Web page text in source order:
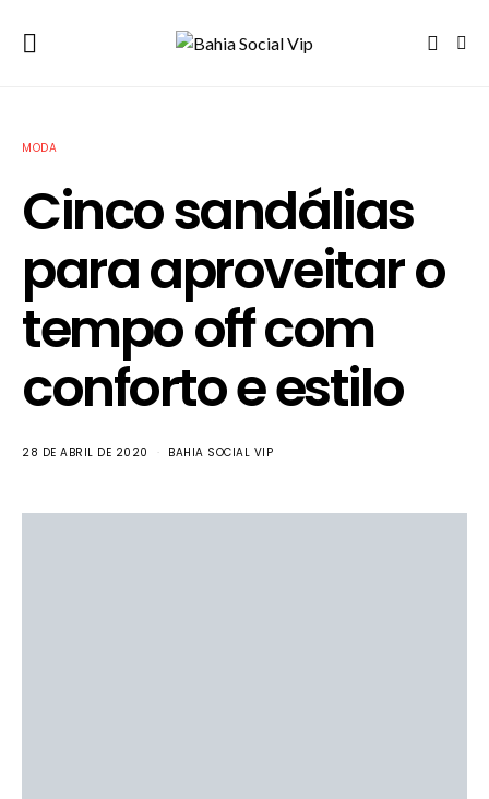
MODA
Cinco sandálias
para aproveitar o
tempo off com
conforto e estilo
28 DE ABRIL DE 2020 BAHIA SOCIAL VIP